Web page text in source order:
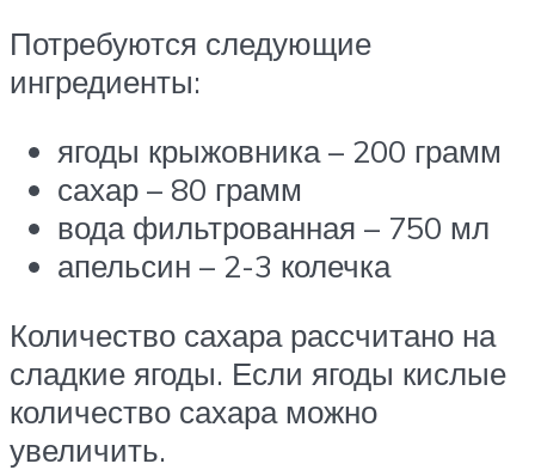
Потребуются следующие
ингредиенты:
ягоды крыжовника – 200 грамм
сахар – 80 грамм
вода фильтрованная – 750 мл
апельсин – 2-3 колечка
Количество сахара рассчитано на
сладкие ягоды. Если ягоды кислые
количество сахара можно
увеличить.